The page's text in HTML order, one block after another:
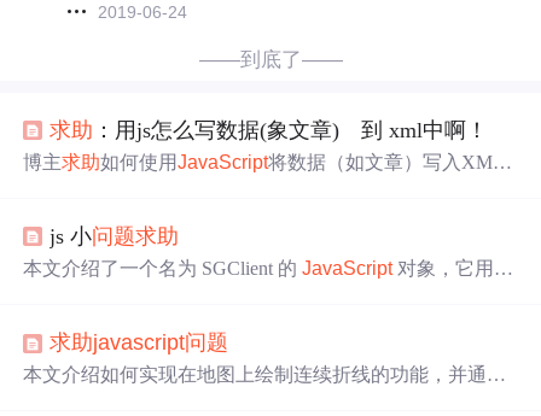
2019-06-24
——到底了——
求助 ：用js怎么写数据(象文章) 到 xml中啊！
博主求助如何使用JavaScript将数据（如文章）写入XML
js 小问题求助
本文介绍了一个名为 SGClient 的JavaScript对象，它用于
中止正在进行的 AJAX 请求。
求助javascript问题
本文介绍如何实现在地图上绘制连续折线的功能，并通过